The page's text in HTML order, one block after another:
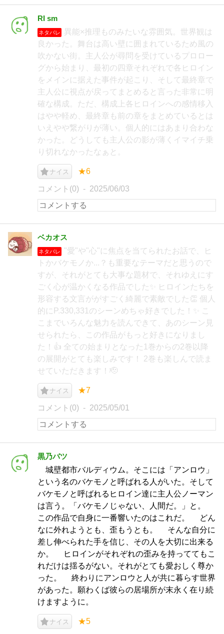
RI sm
ネタバレ
異能×推理ものみたいな雰囲気。世界観は
良かった。舞台は高い壁に囲まれているため風の
吹かない街。主人公が尋問を受けているプロロー
グから始まり、最初の四章それぞれで各ヒロイン
をメインに据えた事件が起こり、そして最終章で
主人公に視点が戻ってまとめると言った非常に明
確な構成。ただ、構成上各ヒロインへの感情移入
はやや軽め、最終章も前の章をまとめているとは
いえやや繋がりが薄い。個人的にはあまり合わな
かった。どうしても主人公の影が薄くイマイチ乗
り切れなかったなぁと。
ナイス ★6
コメント(0) 2025/06/03
ベカオス
ネタバレ
"愛"や"心"に焦点を当てられたお話で、ヒ
トかバケモノか...？も重要なテーマだと思うので
すが、それがとても大事な題材で、それゆえにす
ごく心が温かくなる作品でした✨ ヒロインたちを
形容する文言ががすごく綺麗で素敵でした👏 個人
的にP.330,331のシーンめちゃ好きでした！✨ こ
こまでいろんな魅力を読んできて、あのシーン見
せられたら、この作品がもっと好きになりまし
た！👍 全ての始まりとなった1巻からの2巻以降
の展開がとても楽しみです！ 2巻も楽しんで読ま
せていただきます！🫡
ナイス ★7
コメント(0) 2025/05/01
黒乃バツ
城壁都市バルディウム。そこには「アンロウ」
という名のバケモノと呼ばれる人がいた。そして
バケモノと呼ばれるヒロイン達に主人公ノーマン
は言う。「バケモノじゃない、人間だ。」と。
この作品で自身に一番響いたのはこれだ。 どん
なに外れようとも、歪もうとも。 そんな自分に
差し伸べられた手を信じ、その人を大切に出来る
か。 ヒロインがそれぞれの歪みを持っててもこ
れだけは揺るがない。それがとても愛おしく尊か
った。 終わりにアンロウと人が共に暮らす世界
があった。願わくば彼らの居場所が末永く在り続
けますように。
ナイス ★5